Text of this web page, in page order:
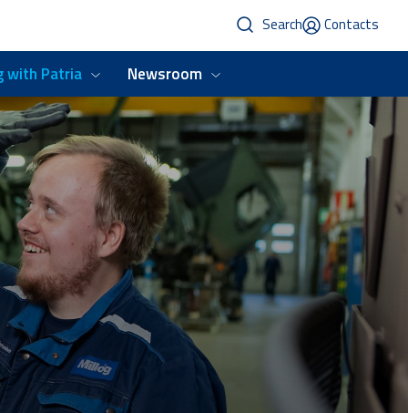
Search Contacts
with Patria Newsroom